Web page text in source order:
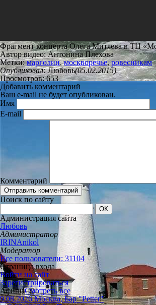
Фрагмент концерта Олега Митяева в ТЦ
Автор видео: Антонина Плехова
Метки:марголин,москворечье,ровесникам
Опубликовал:Любовь(05.02.2015)
Просмотров: 653
Добавить комментарий
Ваш e-mail не будет опубликован.
Имя
E-mail
Комментарий
Поиск по сайту
Администрация сайта
Любовь
Администратор
IRINAnikol
Модератор
Все пользователи: 31104
Страница входа
Войти на сайт
Зарегистрироваться
АфишаСмотреть все
9.08.2026 Москва, Бар "Petter"